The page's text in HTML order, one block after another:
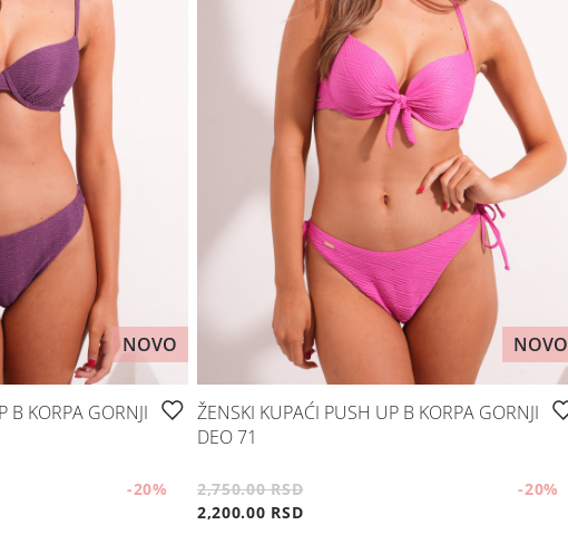
NOVO
B KORPA GORNJI
-20%
NOVO
ŽENSKI KUPAĆI PUSH UP B KORPA GORNJI
DEO 71
2,750.00 RSD -20%
2,200.00 RSD